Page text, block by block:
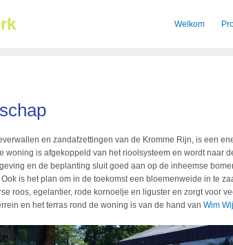
Welkom
en zandafzettingen van de Kromme Rijn, is een
woning is afgekoppeld van het rioolsysteem en wordt naar
en de beplanting sluit goed aan op de inheemse
is het plan om in de toekomst een bloemenweide in te
roos, egelantier, rode kornoelje en liguster en zorgt voor
en het terras rond de woning is van de hand vanWim